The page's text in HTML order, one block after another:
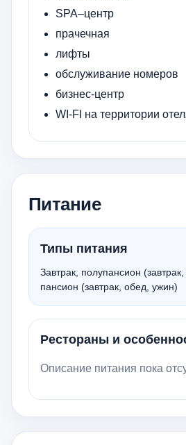
SPA–центр
прачечная
лифты
обслуживание номеров
бизнес-центр
WI-FI на территории
Питание
Типы питания
Завтрак, полупансион
пансион (завтрак, обед, ужин)
Рестораны и
Описание питания пока